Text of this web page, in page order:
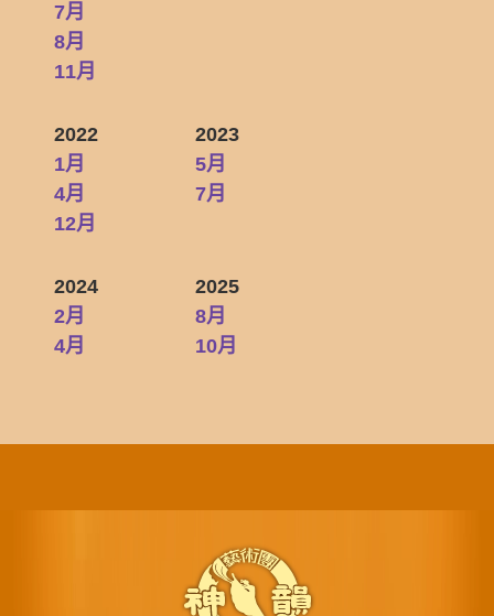
7月
8月
11月
2022
1月
4月
12月
2023
5月
7月
2024
2月
4月
2025
8月
10月